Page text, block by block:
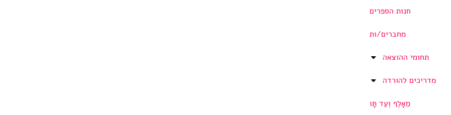
חנות הספרים
מחברים/ות
תחומי ההוצאה
מדריכים להורדה
מֵאָלֶף וְעַד תָּו